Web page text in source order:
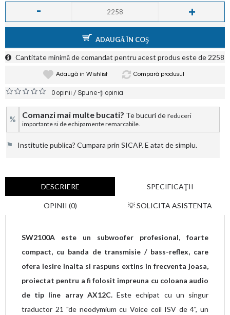
- +
ADAUGĂ ÎN COŞ
Cantitate minimă de comandat pentru acest produs este de 2258
Adaugă in Wishlist Compară produsul
0 opinii /Spune-ţi opinia
% Comanzi mai multe bucati? Te bucuri de reduceri
importante si de echipamente remarcabile.
⚑ Institutie publica? Cumpara prin SICAP. E atat de simplu.
DESCRIERE SPECIFICAŢII
OPINII (0) 💡 SOLICITA ASISTENTA
SW2100A este un subwoofer profesional, foarte
compact, cu banda de transmisie / bass-reflex, care
ofera iesire inalta si raspuns extins in frecventa joasa,
proiectat pentru a fi folosit impreuna cu coloana audio
de tip line array AX12C.Este echipat cu un singur
traductor 21 "de neodymium cu Voice coil ISV de 4", un